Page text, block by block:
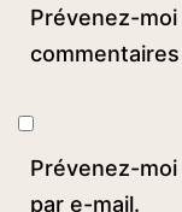
Prévenez-
Prévenez-
par e-mail.